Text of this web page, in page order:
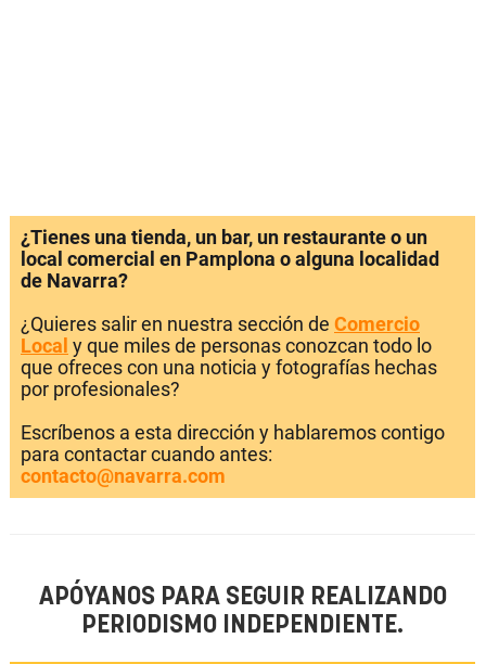
¿Tienes una tienda, un bar, un restaurante o un
local comercial en Pamplona o alguna localidad
de Navarra?
¿Quieres salir en nuestra sección de Comercio
Local y que miles de personas conozcan todo lo
que ofreces con una noticia y fotografías hechas
por profesionales?
Escríbenos a esta dirección y hablaremos contigo
para contactar cuando antes:
contacto@navarra.com
APÓYANOS PARA SEGUIR REALIZANDO
PERIODISMO INDEPENDIENTE.